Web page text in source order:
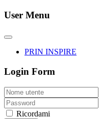
User Menu
PRIN INSPIRE
Login Form
Ricordami